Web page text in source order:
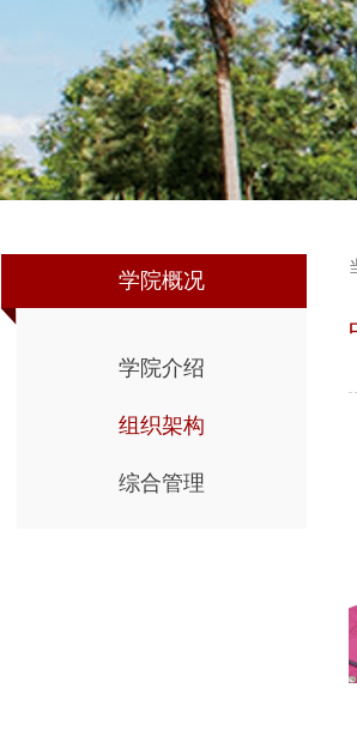
学院概况
学院介绍
组织架构
综合管理